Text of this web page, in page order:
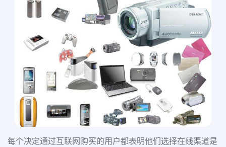
每个决定通过互联网购买的用户都表明他们选择在线渠道是